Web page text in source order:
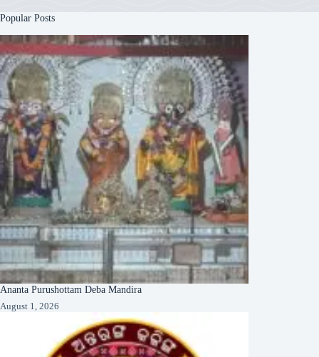
Popular Posts
Ananta Purushottam Deba Mandira
August 1, 2026